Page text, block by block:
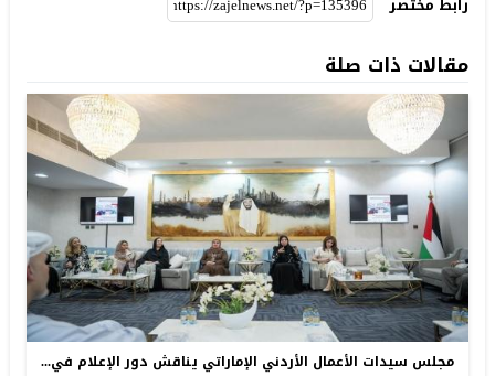
مقالات ذات صلة
مجلس سيدات الأعمال الأردني الإماراتي يناقش دور الإعلام في...